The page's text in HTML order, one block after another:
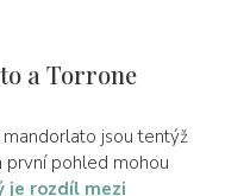
a Torrone
jsou tentýž
první pohled mohou
je rozdíl mezi